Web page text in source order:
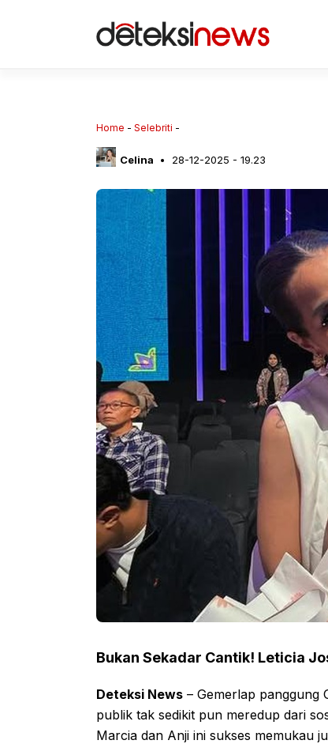
Home - Selebriti -
Celina 28-12-2025 - 19.23
Bukan Sekadar Cantik! Leticia
Deteksi News – Gemerlap panggung
publik tak sedikit pun meredup dari
Marcia dan Anji ini sukses memukau